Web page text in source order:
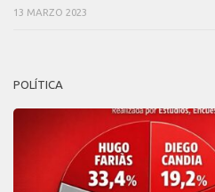
13 MARZO 2023
POLÍTICA